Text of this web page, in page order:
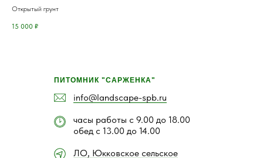
Открытый грунт
15 000 ₽
ПИТОМНИК "САРЖЕНКА"
info@landscape-spb.ru
часы работы с 9.00 до 18.00
обед с 13.00 до 14.00
ЛО, Юкковское сельское